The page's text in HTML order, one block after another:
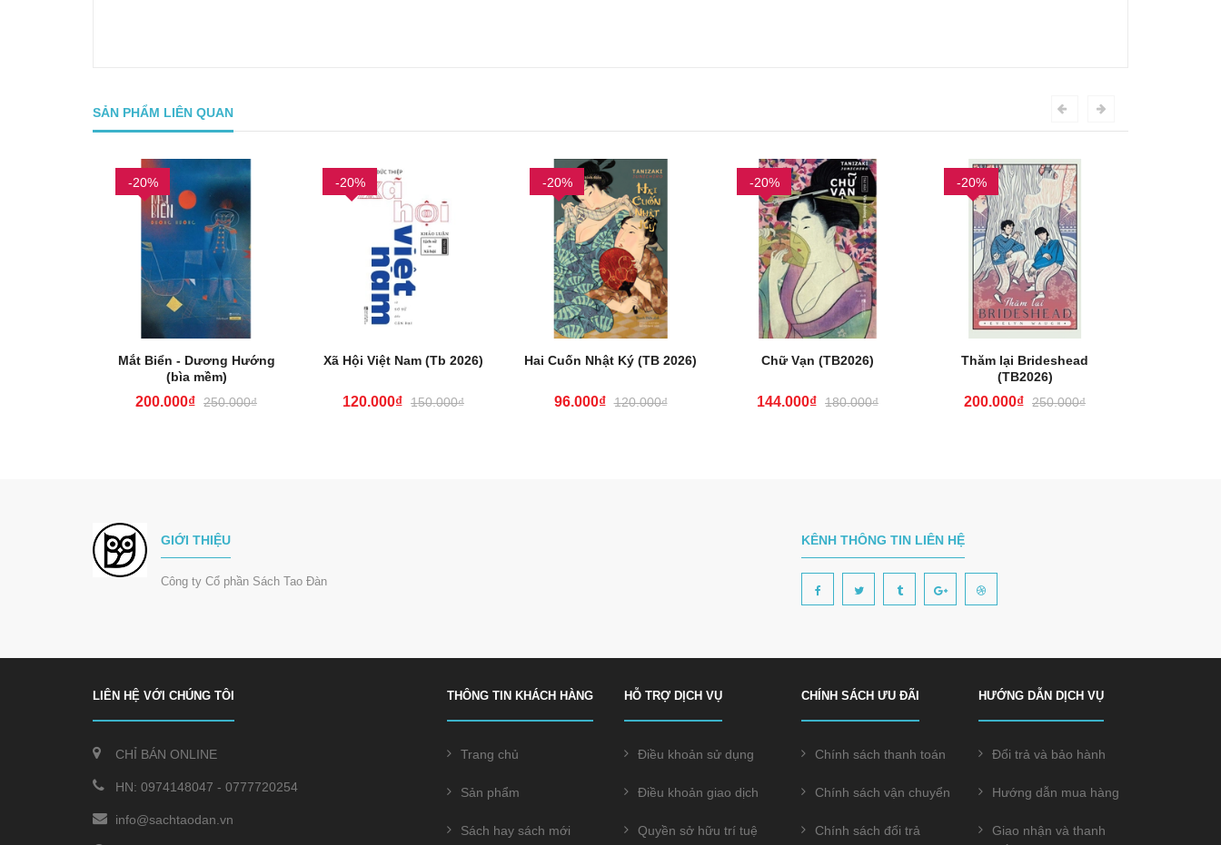
SẢN PHẨM LIÊN QUAN
-20%
Mắt Biển - Dương Hướng
(bìa mềm)
200.000₫ 250.000₫
-20%
Xã Hội Việt Nam (Tb 2026)
120.000₫ 150.000₫
-20%
Hai Cuốn Nhật Ký (TB 2026)
96.000₫ 120.000₫
-20%
Chữ Vạn (TB2026)
144.000₫ 180.000₫
-20%
Thăm lại Brideshead
(TB2026)
200.000₫ 250.000₫
GIỚI THIỆU
Công ty Cổ phần Sách Tao Đàn
KÊNH THÔNG TIN LIÊN HỆ
LIÊN HỆ VỚI CHÚNG TÔI
CHỈ BÁN ONLINE
HN: 0974148047 - 0777720254
info@sachtaodan.vn
THÔNG TIN KHÁCH HÀNG
Trang chủ
Sản phẩm
Sách hay sách mới
HỖ TRỢ DỊCH VỤ
Điều khoản sử dụng
Điều khoản giao dịch
Quyền sở hữu trí tuệ
CHÍNH SÁCH ƯU ĐÃI
Chính sách thanh toán
Chính sách vận chuyển
Chính sách đổi trả
HƯỚNG DẪN DỊCH VỤ
Đổi trả và bảo hành
Hướng dẫn mua hàng
Giao nhận và thanh